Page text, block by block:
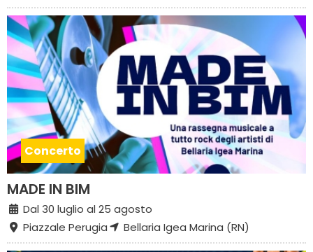
Concerto
MADE IN BIM
Dal 30 luglio al 25 agosto
Piazzale Perugia
Bellaria Igea Marina (RN)